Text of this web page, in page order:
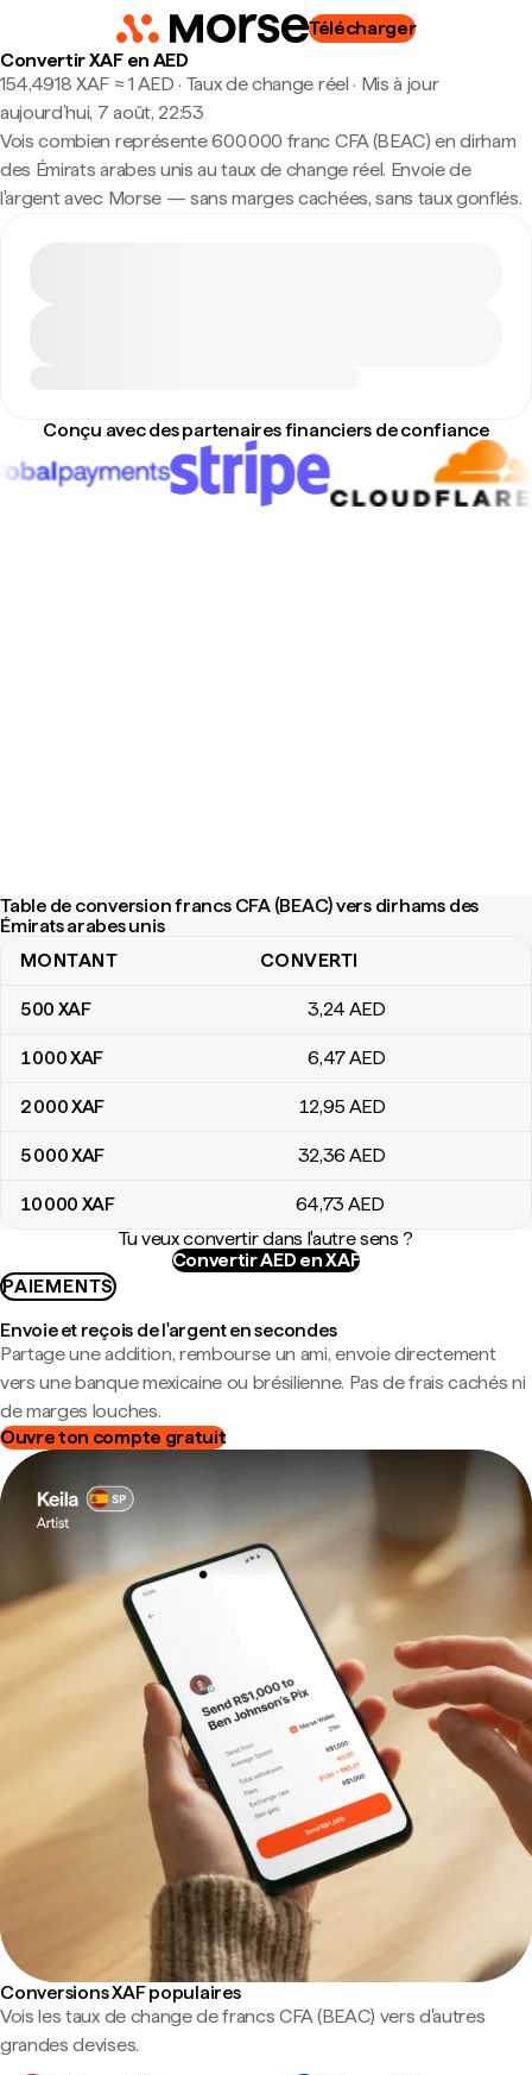
Télécharger
Convertir XAF en AED
154,4918 XAF ≈ 1 AED · Taux de change réel · Mis à jour
aujourd’hui, 7 août, 22:53
Vois combien représente 600 000 franc CFA (BEAC) en dirham
des Émirats arabes unis au taux de change réel. Envoie de
l'argent avec Morse — sans marges cachées, sans taux gonflés.
Conçu avec des partenaires financiers de confiance
Table de conversion francs CFA (BEAC) vers dirhams des
Émirats arabes unis
Table de conversion francs CFA (BEAC) vers dirhams des
MONTANT CONVERTI
500 XAF 3,24 AED
1 000XAF 6,47AED
2 000XAF 12,95 AED
5 000XAF 32,36 AED
10 000 XAF 64,73 AED
Tu veux convertir dans l'autre sens ?
Convertir AED en XAF
PAIEMENTS
Envoie et reçois de l'argent en secondes
Partage une addition, rembourse un ami, envoie directement
vers une banque mexicaine ou brésilienne. Pas de frais cachés ni
de marges louches.
Ouvre ton compte gratuit
Conversions XAF populaires
Vois les taux de change de francs CFA (BEAC) vers d'autres
grandes devises.